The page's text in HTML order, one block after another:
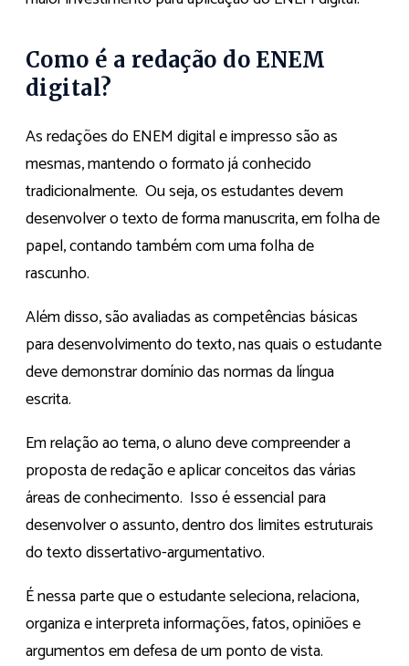
Como é a redação do ENEM
digital?
As redações do ENEM digital e impresso são as
mesmas, mantendo o formato já conhecido
tradicionalmente. Ou seja, os estudantes devem
desenvolver o texto de forma manuscrita, em folha de
papel, contando também com uma folha de
rascunho.
Além disso, são avaliadas as competências básicas
para desenvolvimento do texto, nas quais o estudante
deve demonstrar domínio das normas da língua
escrita.
Em relação ao tema, o aluno deve compreender a
proposta de redação e aplicar conceitos das várias
áreas de conhecimento. Isso é essencial para
desenvolver o assunto, dentro dos limites estruturais
do texto dissertativo-argumentativo.
É nessa parte que o estudante seleciona, relaciona,
organiza e interpreta informações, fatos, opiniões e
argumentos em defesa de um ponto de vista.